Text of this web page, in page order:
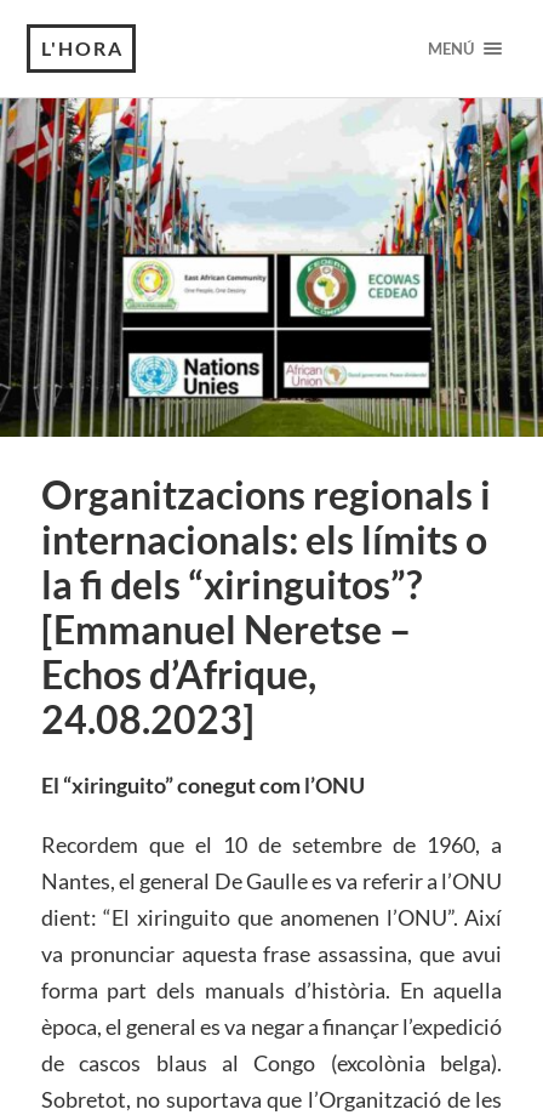
L'HORA MENÚ
Organitzacions regionals i
internacionals: els límits o
la fi dels “xiringuitos”?
[Emmanuel Neretse –
Echos d’Afrique,
24.08.2023]
El “xiringuito” conegut com l’ONU
Recordem que el 10 de setembre de 1960, a
Nantes, el general De Gaulle es va referir a l’ONU
dient: “El xiringuito que anomenen l’ONU”. Així
va pronunciar aquesta frase assassina, que avui
forma part dels manuals d’història. En aquella
època, el general es va negar a finançar l’expedició
de cascos blaus al Congo (excolònia belga).
Sobretot, no suportava que l’Organització de les